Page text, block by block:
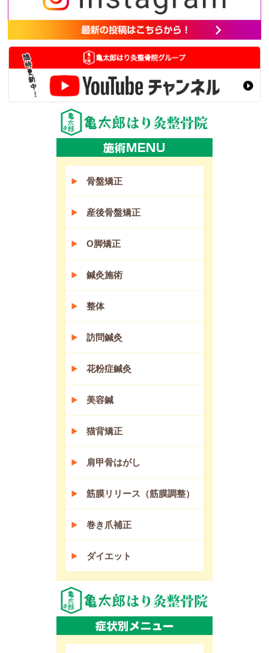
骨盤矯正
産後骨盤矯正
O脚矯正
鍼灸施術
整体
訪問鍼灸
花粉症鍼灸
美容鍼
猫背矯正
肩甲骨はがし
筋膜リリース（筋膜調整）
巻き爪補正
ダイエット